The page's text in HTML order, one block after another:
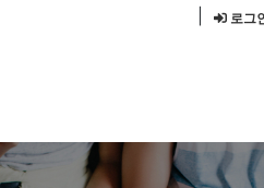
로그